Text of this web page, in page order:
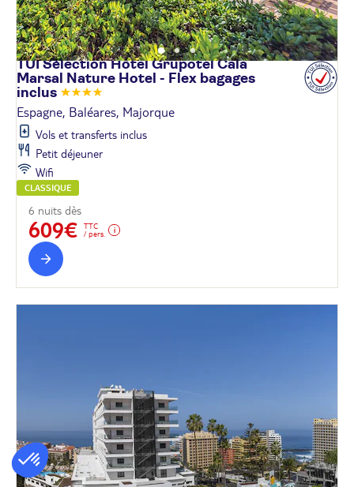
TUI Sélection Hôtel Grupotel Cala
Marsal Nature Hotel - Flex bagages
inclus
Espagne, Baléares, Majorque
Vols et transferts inclus
Petit déjeuner
Wifi
CLASSIQUE
6 nuits dès
609€
TTC
/ pers.